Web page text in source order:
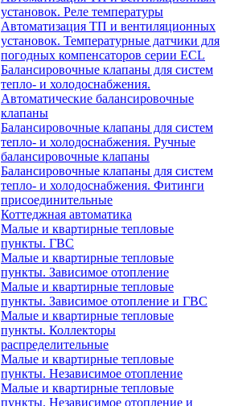
установок. Реле температуры
Автоматизация ТП и вентиляционных
установок. Температурные датчики для
погодных компенсаторов серии ECL
Балансировочные клапаны для систем
тепло- и холодоснабжения.
Автоматические балансировочные
клапаны
Балансировочные клапаны для систем
тепло- и холодоснабжения. Ручные
балансировочные клапаны
Балансировочные клапаны для систем
тепло- и холодоснабжения. Фитинги
присоединительные
Коттеджная автоматика
Малые и квартирные тепловые
пункты. ГВС
Малые и квартирные тепловые
пункты. Зависимое отопление
Малые и квартирные тепловые
пункты. Зависимое отопление и ГВС
Малые и квартирные тепловые
пункты. Коллекторы
распределительные
Малые и квартирные тепловые
пункты. Независимое отопление
Малые и квартирные тепловые
пункты. Независимое отопление и